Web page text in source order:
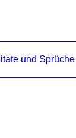
und Sprüche